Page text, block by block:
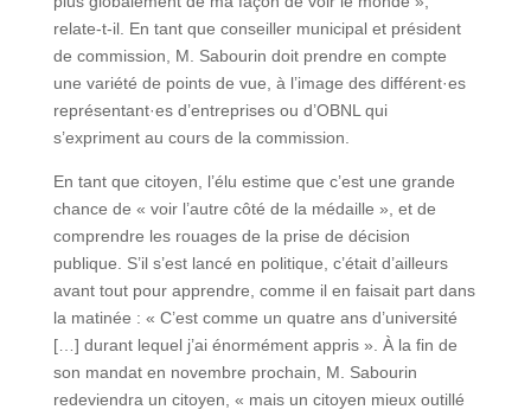
relate-t-il. En tant que conseiller municipal et président
de commission, M. Sabourin doit prendre en compte
une variété de points de vue, à l’image des différent·es
représentant·es d’entreprises ou d’OBNL qui
s’expriment au cours de la commission.
En tant que citoyen, l’élu estime que c’est une grande
chance de « voir l’autre côté de la médaille », et de
comprendre les rouages de la prise de décision
publique. S’il s’est lancé en politique, c’était d’ailleurs
avant tout pour apprendre, comme il en faisait part dans
la matinée : « C’est comme un quatre ans d’université
[…] durant lequel j’ai énormément appris ». À la fin de
son mandat en novembre prochain, M. Sabourin
redeviendra un citoyen, « mais un citoyen mieux outillé